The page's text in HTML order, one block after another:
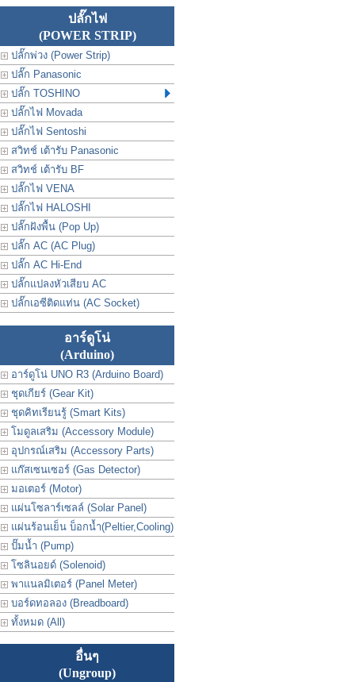
ปลั๊กไฟ
(POWER STRIP)
ปลั๊กพ่วง (Power Strip)
ปลั๊ก Panasonic
ปลั๊ก TOSHINO
ปลั๊กไฟ Movada
ปลั๊กไฟ Sentoshi
สวิทช์ เต้ารับ Panasonic
สวิทช์ เต้ารับ BF
ปลั๊กไฟ VENA
ปลั๊กไฟ HALOSHI
ปลั๊กฝังพื้น (Pop Up)
ปลั๊ก AC (AC Plug)
ปลั๊ก AC Hi-End
ปลั๊กแปลงหัวเสียบ AC
ปลั๊กเอซีติดแท่น (AC Socket)
อาร์ดูโน่
(Arduino)
อาร์ดูโน่ UNO R3 (Arduino Board)
ชุดเกียร์ (Gear Kit)
ชุดคิทเรียนรู้ (Smart Kits)
โมดูลเสริม (Accessory Module)
อุปกรณ์เสริม (Accessory Parts)
แก๊สเซนเซอร์ (Gas Detector)
มอเตอร์ (Motor)
แผ่นโซลาร์เซลล์ (Solar Panel)
แผ่นร้อนเย็น บ็อกน้ำ(Peltier,Cooling)
ปั๊มน้ำ (Pump)
โซลินอยด์ (Solenoid)
พาแนลมิเตอร์ (Panel Meter)
บอร์ดทอลอง (Breadboard)
ทั้งหมด (All)
อื่นๆ
(Ungroup)